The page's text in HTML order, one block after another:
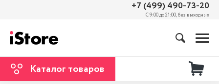
+7 (499) 490-73-20
С 9:00 до 21:00, без выходных
Каталог товаров